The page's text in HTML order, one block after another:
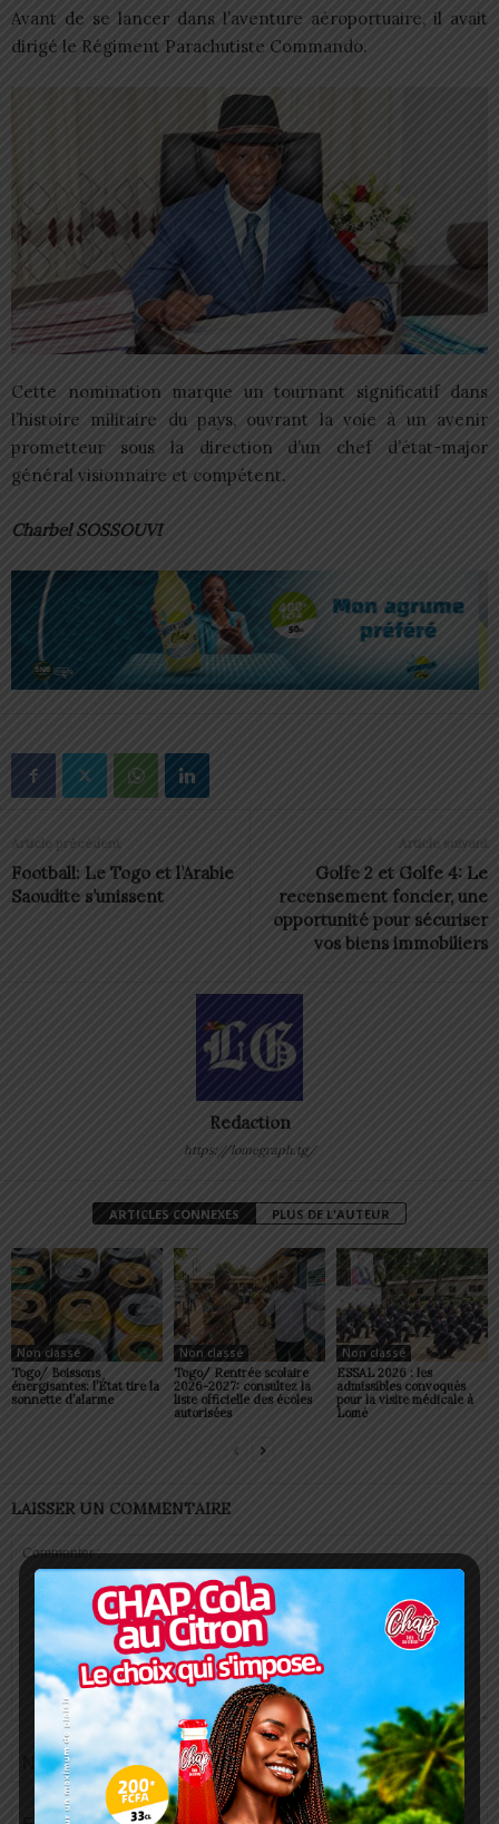
Avant de se lancer dans l’aventure aéroportuaire, il avait
dirigé le Régiment Parachutiste Commando.
Cette nomination marque un tournant significatif dans
l’histoire militaire du pays, ouvrant la voie à un avenir
prometteur sous la direction d’un chef d’état-major
général visionnaire et compétent.
Charbel SOSSOUVI
Article précédent
Football: Le Togo et l’Arabie
Saoudite s’unissent
Article suivant
Golfe 2 et Golfe 4: Le
recensement foncier, une
opportunité pour sécuriser
vos biens immobiliers
Redaction
https://lomegraph.tg/
ARTICLES CONNEXES PLUS DE L'AUTEUR
Non classé
Togo/ Boissons
énergisantes: l’État tire la
sonnette d’alarme
Non classé
Togo/ Rentrée scolaire
2026-2027: consultez la
liste officielle des écoles
autorisées
Non classé
ESSAL 2026 : les
admissibles convoqués
pour la visite médicale à
Lomé
LAISSER UN COMMENTAIRE